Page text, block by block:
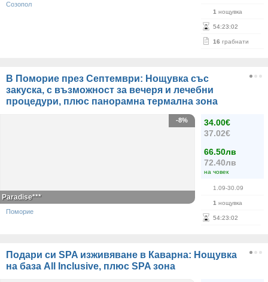
1 нощувка
54:23:02
16 грабнати
Созопол
В Поморие през Септември: Нощувка със
закуска, с възможност за вечеря и лечебни
процедури, плюс панорамна термална зона
34.00€
37.02€
66.50лв
72.40лв
на човек
1.09-30.09
1 нощувка
54:23:02
-8%
Paradise***
Поморие
Подари си SPA изживяване в Каварна: Нощувка
на база All Inclusive, плюс SPA зона